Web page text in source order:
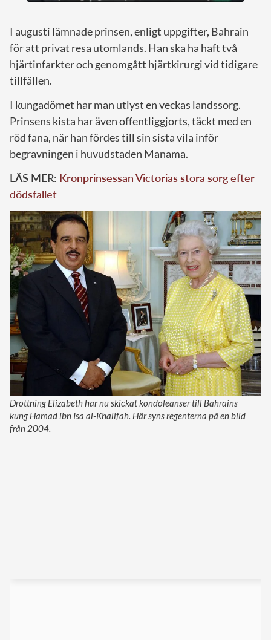
I augusti lämnade prinsen, enligt uppgifter, Bahrain
för att privat resa utomlands. Han ska ha haft två
hjärtinfarkter och genomgått hjärtkirurgi vid tidigare
tillfällen.
I kungadömet har man utlyst en veckas landssorg.
Prinsens kista har även offentliggjorts, täckt med en
röd fana, när han fördes till sin sista vila inför
begravningen i huvudstaden Manama.
LÄS MER: Kronprinsessan Victorias stora sorg efter
dödsfallet
Drottning Elizabeth har nu skickat kondoleanser till Bahrains
kung Hamad ibn Isa al-Khalifah. Här syns regenterna på en bild
från 2004.